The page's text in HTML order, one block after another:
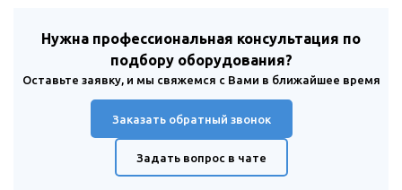
Нужна профессиональная консультация по
подбору оборудования?
Оставьте заявку, и мы свяжемся с Вами в ближайшее время
Заказать обратный звонок
Задать вопрос в чате